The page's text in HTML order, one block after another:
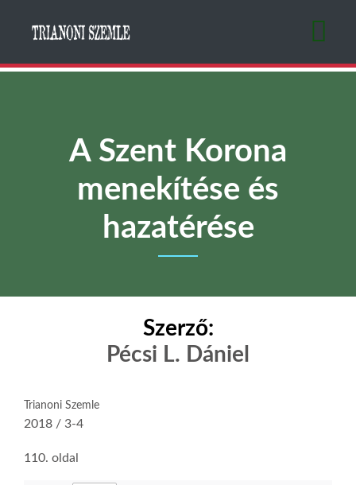
A Szent Korona
menekítése és
hazatérése
Szerző:
Pécsi L. Dániel
Trianoni Szemle
2018 / 3-4
110. oldal